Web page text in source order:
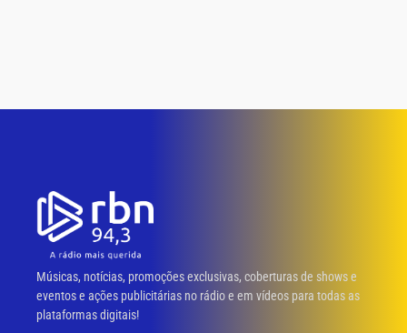
Músicas, notícias, promoções exclusivas, coberturas de shows e
eventos e ações publicitárias no rádio e em vídeos para todas as
plataformas digitais!